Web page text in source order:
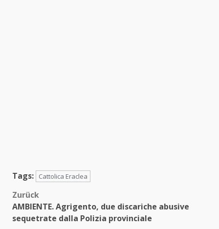
Tags: Cattolica Eraclea
Beitragsnavigation
Zurück
AMBIENTE. Agrigento, due discariche abusive
sequetrate dalla Polizia provinciale